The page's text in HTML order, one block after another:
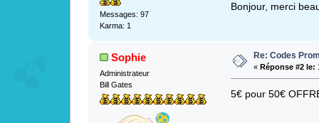
Messages: 97
Karma: 1
Bonjour, merci
Sophie
Administrateur
Bill Gates
Re: Codes
« Réponse #2 le:
5€ pour 50€